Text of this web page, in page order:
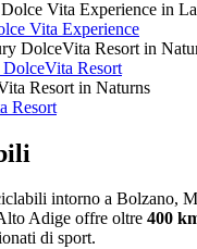
Vita Experience
Resort
Resort
intorno a Bolzano,
Adige offre oltre 400
di sport.